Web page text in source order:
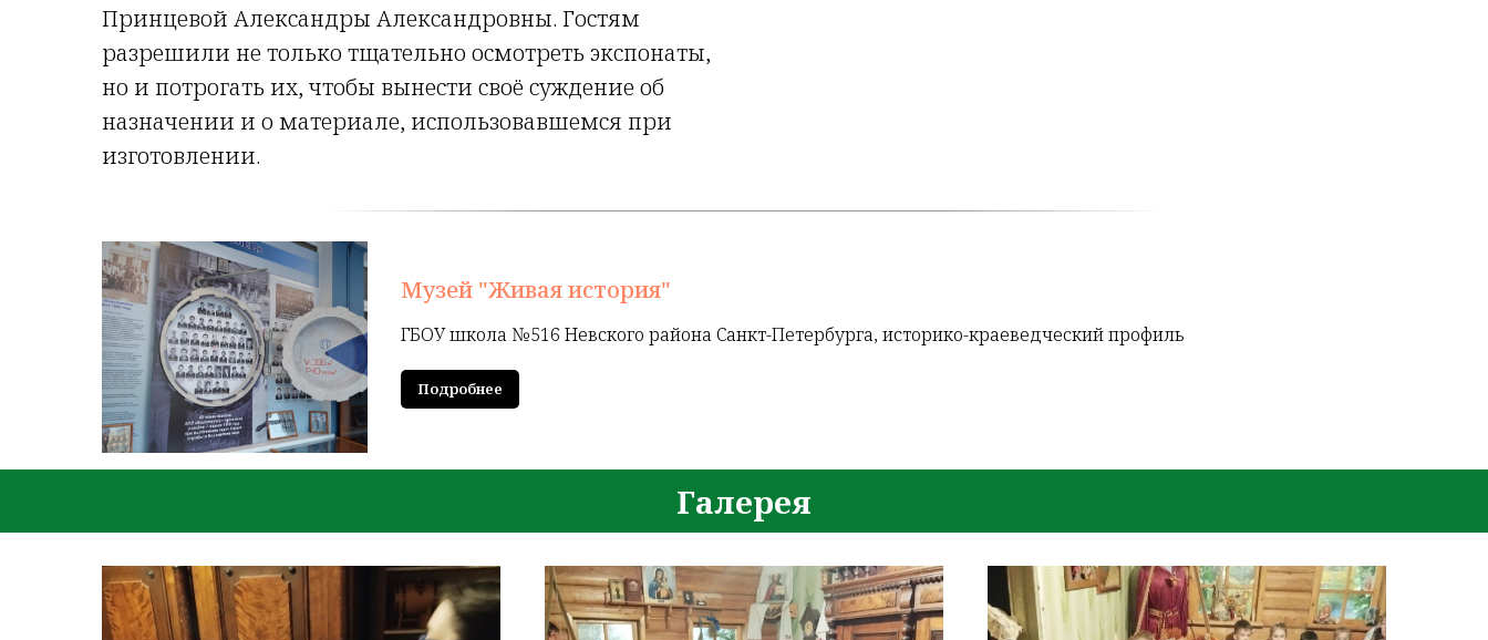
Принцевой Александры Александровны. Гостям
разрешили не только тщательно осмотреть экспонаты,
но и потрогать их, чтобы вынести своё суждение об
назначении и о материале, использовавшемся при
изготовлении.
Музей "Живая история"
ГБОУ школа №516 Невского района Санкт-Петербурга, историко-краеведческий профиль
Подробнее
Галерея